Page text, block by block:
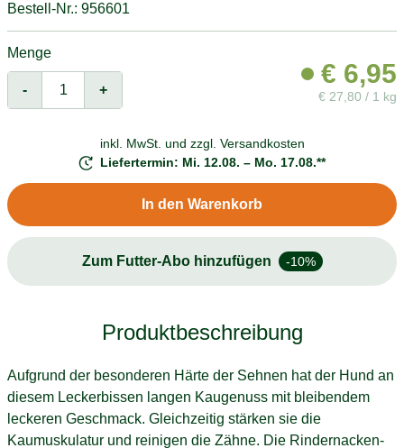
Bestell-Nr.: 956601
Menge
- +
€ 6,95
€ 27,80 / 1 kg
inkl. MwSt. und zzgl. Versandkosten
Liefertermin: Mi. 12.08. – Mo. 17.08.**
In den Warenkorb
Zum Futter-Abo hinzufügen -10%
Produktbeschreibung
Aufgrund der besonderen Härte der Sehnen hat der Hund an
diesem Leckerbissen langen Kaugenuss mit bleibendem
leckeren Geschmack. Gleichzeitig stärken sie die
Kaumuskulatur und reinigen die Zähne. Die Rindernacken-